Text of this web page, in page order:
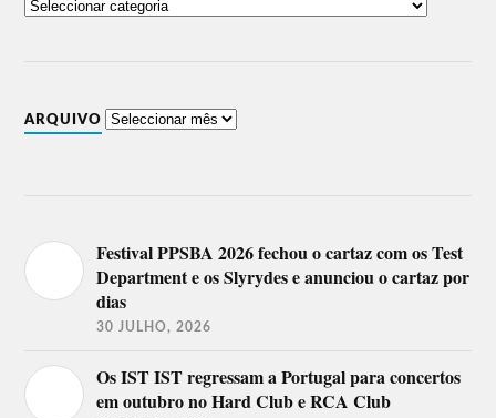
ARQUIVO
Festival PPSBA 2026 fechou o cartaz com os Test
Department e os Slyrydes e anunciou o cartaz por
dias
30 JULHO, 2026
Os IST IST regressam a Portugal para concertos
em outubro no Hard Club e RCA Club